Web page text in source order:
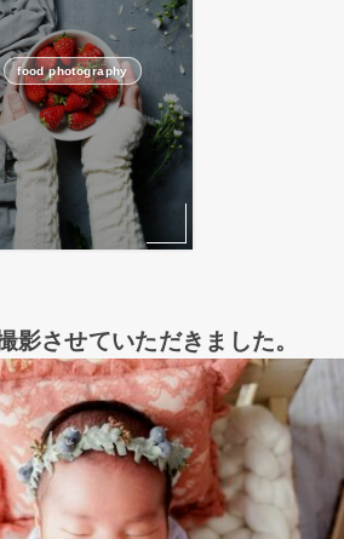
food photography
させていただきました。